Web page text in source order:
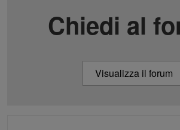
Chiedi al
Visualizza il forum